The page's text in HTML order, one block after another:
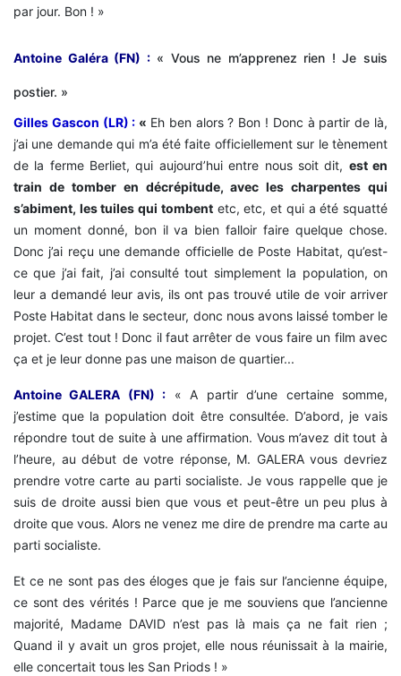
par jour. Bon ! »
Antoine Galéra (FN) :« Vous ne m’apprenez rien ! Je suis
postier. »
Gilles Gascon (LR) : « Eh ben alors ? Bon ! Donc à partir de là,
j’ai une demande qui m’a été faite officiellement sur le tènement
de la ferme Berliet, qui aujourd’hui entre nous soit dit, est en
train de tomber en décrépitude, avec les charpentes qui
s’abiment, les tuiles qui tombentetc, etc, et qui a été squatté
un moment donné, bon il va bien falloir faire quelque chose.
Donc j’ai reçu une demande officielle de Poste Habitat, qu’est-
ce que j’ai fait, j’ai consulté tout simplement la population, on
leur a demandé leur avis, ils ont pas trouvé utile de voir arriver
Poste Habitat dans le secteur, donc nous avons laissé tomber le
projet. C’est tout ! Donc il faut arrêter de vous faire un film avec
ça et je leur donne pas une maison de quartier...
Antoine GALERA (FN) : « A partir d’une certaine somme,
j’estime que la population doit être consultée. D’abord, je vais
répondre tout de suite à une affirmation. Vous m’avez dit tout à
l’heure, au début de votre réponse, M. GALERA vous devriez
prendre votre carte au parti socialiste. Je vous rappelle que je
suis de droite aussi bien que vous et peut-être un peu plus à
droite que vous. Alors ne venez me dire de prendre ma carte au
parti socialiste.
Et ce ne sont pas des éloges que je fais sur l’ancienne équipe,
ce sont des vérités ! Parce que je me souviens que l’ancienne
majorité, Madame DAVID n’est pas là mais ça ne fait rien ;
Quand il y avait un gros projet, elle nous réunissait à la mairie,
elle concertait tous les San Priods ! »